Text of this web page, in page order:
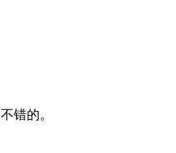
错的。